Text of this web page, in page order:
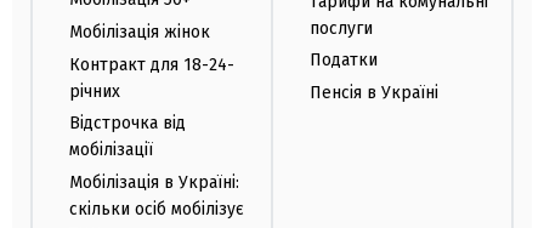
Мобілізація жінок
Контракт для 18-24-
річних
Відстрочка від
мобілізації
Мобілізація в Україні:
скільки осіб мобілізує
послуги
Податки
Пенсія в Україні